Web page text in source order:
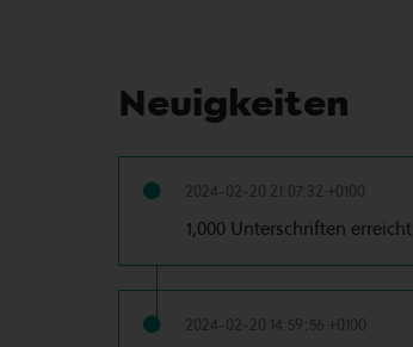
Neuigkeiten
2024-02-20 21:07:32 +0100
1,000 Unterschriften erreicht
2024-02-20 14:59:56 +0100